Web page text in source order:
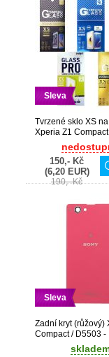
Sleva
Tvrzené sklo XS
Xperia Z1
150,- Kč
(6,20 EUR)
190,- Kč
Sleva
Zadní kryt (růžový)
Compact / D5503 -